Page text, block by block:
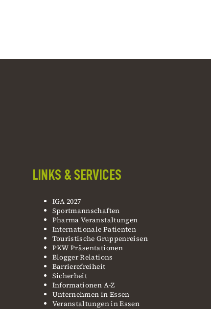
LINKS & SERVICES
IGA 2027
Sportmannschaften
Pharma Veranstaltungen
Internationale Patienten
Touristische Gruppenreisen
PKW Präsentationen
Blogger Relations
Barrierefreiheit
Sicherheit
Informationen A-Z
Unternehmen in Essen
Veranstaltungen in Essen